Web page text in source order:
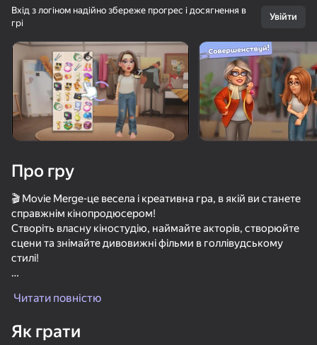
Поверніть пристрій
Гра працює тільки в горизонтальній
орієнтації
Охранник Ночного Клуба
Вхід з логіном надійно збереже прогрес і досягнення в
грі
Увійти
Про гру
🎬 Movie Merge-це весела і креативна гра, в якій ви станете
справжнім кінопродюсером!
Створіть власну кіностудію, наймайте акторів, створюйте
сцени та знімайте дивовижні фільми в голлівудському
стилі!
реквізит і багато іншого, щоб підготувати все до зйомок.
кіно і творчості.
Читати повністю
Як грати